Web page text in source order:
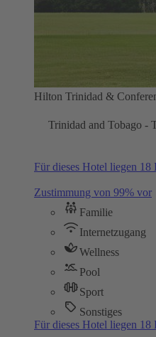
Hilton Trinidad &
Trinidad and Tobago -
Für dieses Hotel liegen
Zustimmung von 99% vor
Familie
Internetzugang
Wellness
Pool
Sport
Sonstiges
Für dieses Hotel liegen